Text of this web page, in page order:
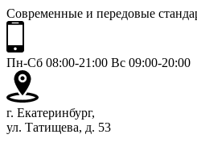
Современные и передовые
Пн-Сб 08:00-21:00 Вс 09:00-20:00
г. Екатеринбург,
ул. Татищева, д. 53